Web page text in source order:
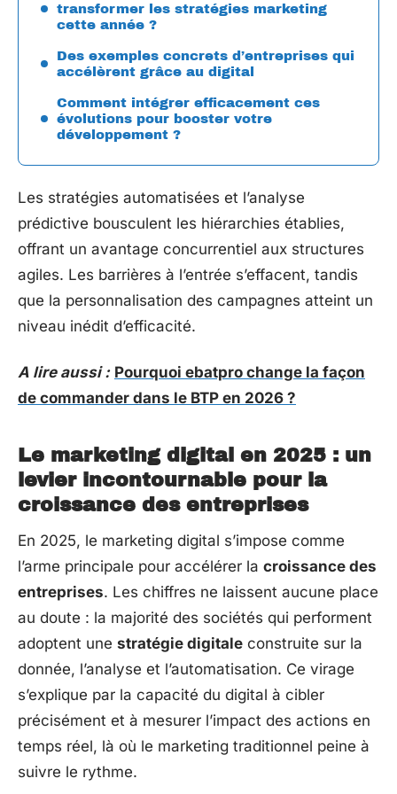
transformer les stratégies marketing
cette année ?
Des exemples concrets d’entreprises qui
accélèrent grâce au digital
Comment intégrer efficacement ces
évolutions pour booster votre
développement ?
Les stratégies automatisées et l’analyse
prédictive bousculent les hiérarchies établies,
offrant un avantage concurrentiel aux structures
agiles. Les barrières à l’entrée s’effacent, tandis
que la personnalisation des campagnes atteint un
niveau inédit d’efficacité.
A lire aussi : Pourquoi ebatpro change la façon
de commander dans le BTP en 2026 ?
Le marketing digital en 2025 : un
levier incontournable pour la
croissance des entreprises
En 2025, le marketing digital s’impose comme
l’arme principale pour accélérer la croissance des
entreprises. Les chiffres ne laissent aucune place
au doute : la majorité des sociétés qui performent
adoptent une stratégie digitale construite sur la
donnée, l’analyse et l’automatisation. Ce virage
s’explique par la capacité du digital à cibler
précisément et à mesurer l’impact des actions en
temps réel, là où le marketing traditionnel peine à
suivre le rythme.